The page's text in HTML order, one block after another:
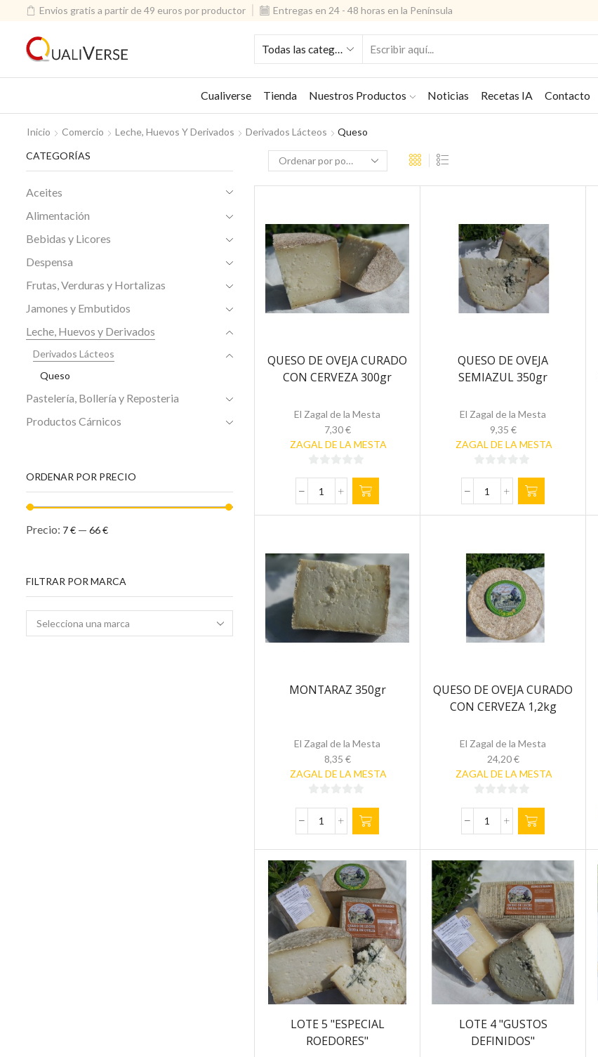
Envios gratis a partir de 49 euros por productor Entregas en 24 - 48 horas en la Península
Cualiverse Tienda Nuestros Productos Noticias Recetas IA Contacto
Inicio Comercio Leche, Huevos Y Derivados Derivados Lácteos Queso
QUESO DE OVEJA CURADO
CON CERVEZA 300gr
El Zagal de la Mesta
7,30€
ZAGAL DE LA MESTA
de
5
QUESO
DE
CON
CERVEZA
300gr
cantidad
QUESO DE OVEJA
SEMIAZUL 350gr
El Zagal de la Mesta
9,35 €
ZAGAL DE LA MESTA
de
5
QUESO
DE
350gr
cantidad
MONTARAZ 350gr
El Zagal de la Mesta
8,35 €
ZAGAL DE LA MESTA
de
5
MONTARAZ
QUESO DE OVEJA CURADO
CON CERVEZA 1,2kg
El Zagal de la Mesta
24,20€
ZAGAL DE LA MESTA
de
5
QUESO
CON
CERVEZA
1,2kg
cantidad
LOTE 5 "ESPECIAL
ROEDORES"
LOTE 4 "GUSTOS
DEFINIDOS"
CATEGORÍAS
Aceites
Alimentación
Bebidas y Licores
Despensa
Frutas, Verduras y Hortalizas
Jamones y Embutidos
Leche, Huevos y Derivados
Derivados Lácteos
Queso
Pastelería, Bollería y Reposteria
Productos Cárnicos
ORDENAR POR PRECIO
Precio: 7 € — 66 €
FILTRAR POR MARCA